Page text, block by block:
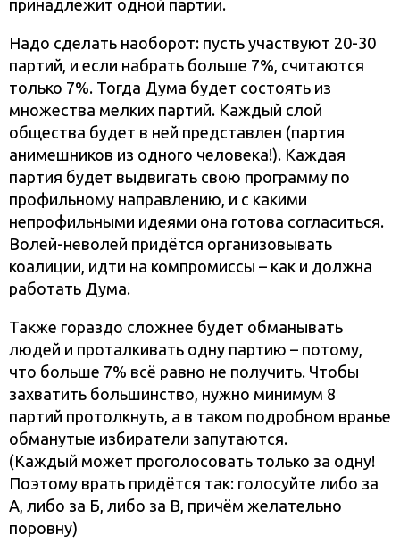
принадлежит одной партии.
Надо сделать наоборот: пусть участвуют 20-30
партий, и если набрать больше 7%, считаются
только 7%. Тогда Дума будет состоять из
множества мелких партий. Каждый слой
общества будет в ней представлен (партия
анимешников из одного человека!). Каждая
партия будет выдвигать свою программу по
профильному направлению, и с какими
непрофильными идеями она готова согласиться.
Волей-неволей придётся организовывать
коалиции, идти на компромиссы – как и должна
работать Дума.
Также гораздо сложнее будет обманывать
людей и проталкивать одну партию – потому,
что больше 7% всё равно не получить. Чтобы
захватить большинство, нужно минимум 8
партий протолкнуть, а в таком подробном вранье
обманутые избиратели запутаются.
(Каждый может проголосовать только за одну!
Поэтому врать придётся так: голосуйте либо за
А, либо за Б, либо за В, причём желательно
поровну)